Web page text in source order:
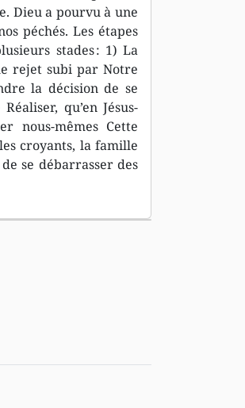
Dieu a pourvu à une
péchés. Les étapes
stades : 1) La
rejet subi par Notre
la décision de se
qu’en Jésus-
nous-mêmes Cette
croyants, la famille
se débarrasser des